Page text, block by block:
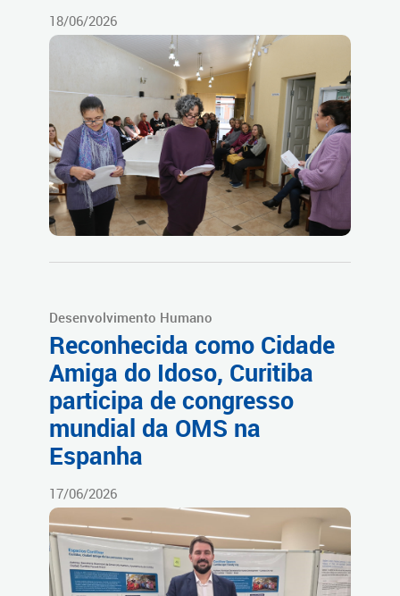
18/06/2026
Desenvolvimento Humano
Reconhecida como Cidade
Amiga do Idoso, Curitiba
participa de congresso
mundial da OMS na
Espanha
17/06/2026